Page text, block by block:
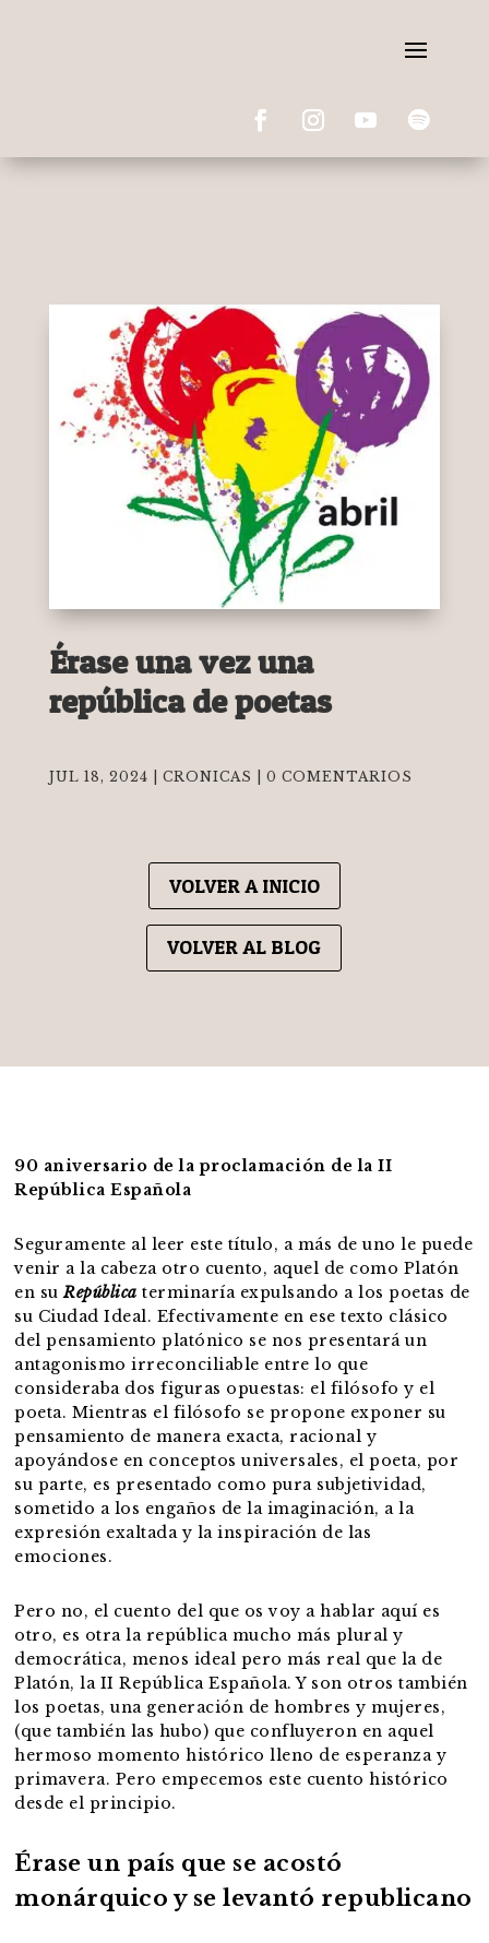
Érase una vez una
república de poetas
JUL 18, 2024 CRONICAS 0 COMENTARIOS
VOLVER A INICIO
VOLVER AL BLOG
90 aniversario de la proclamación de la II
República Española
Seguramente al leer este título, a más de uno le puede
venir a la cabeza otro cuento, aquel de como Platón
en suRepública terminaría expulsando a los poetas de
su Ciudad Ideal. Efectivamente en ese texto clásico
del pensamiento platónico se nos presentará un
antagonismo irreconciliable entre lo que
consideraba dos figuras opuestas: el filósofo y el
poeta. Mientras el filósofo se propone exponer su
pensamiento de manera exacta, racional y
apoyándose en conceptos universales, el poeta, por
su parte, es presentado como pura subjetividad,
sometido a los engaños de la imaginación, a la
expresión exaltada y la inspiración de las
emociones.
Pero no, el cuento del que os voy a hablar aquí es
otro, es otra la república mucho más plural y
democrática, menos ideal pero más real que la de
Platón, la II República Española. Y son otros también
los poetas, una generación de hombres y mujeres,
(que también las hubo) que confluyeron en aquel
hermoso momento histórico lleno de esperanza y
primavera. Pero empecemos este cuento histórico
desde el principio.
Érase un país que se acostó
monárquico y se levantó republicano